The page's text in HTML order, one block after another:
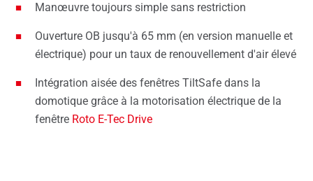
Manœuvre toujours simple sans restriction
Ouverture OB jusqu'à 65 mm (en version manuelle et
électrique) pour un taux de renouvellement d'air élevé
Intégration aisée des fenêtres TiltSafe dans la
domotique grâce à la motorisation électrique de la
fenêtre Roto E-Tec Drive